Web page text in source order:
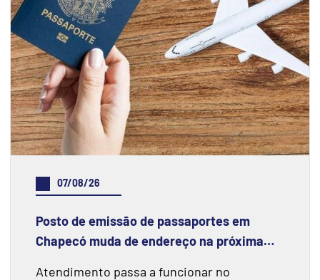
07/08/26
Posto de emissão de passaportes em
Chapecó muda de endereço na próxima
Atendimento passa a funcionar no